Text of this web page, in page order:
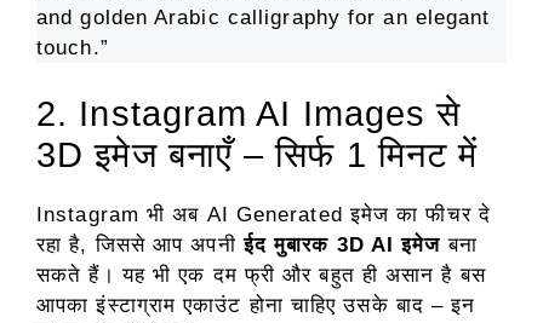
and golden Arabic calligraphy for an elegant
touch.”
2. Instagram AI Images से
3D इमेज बनाएँ – सिर्फ 1 मिनट में
Instagram भी अब AI Generated इमेज का फीचर दे
रहा है, जिससे आप अपनीईद मुबारक 3D AI इमेज बना
सकते हैं। यह भी एक दम फ्री और बहुत ही असान है बस
आपका इंस्टाग्राम एकाउंट होना चाहिए उसके बाद – इन